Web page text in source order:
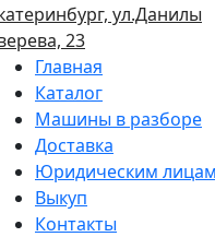
ул.Данилы
23
Главная
Каталог
Машины в разборе
Доставка
Юридическим лицам
Выкуп
Контакты